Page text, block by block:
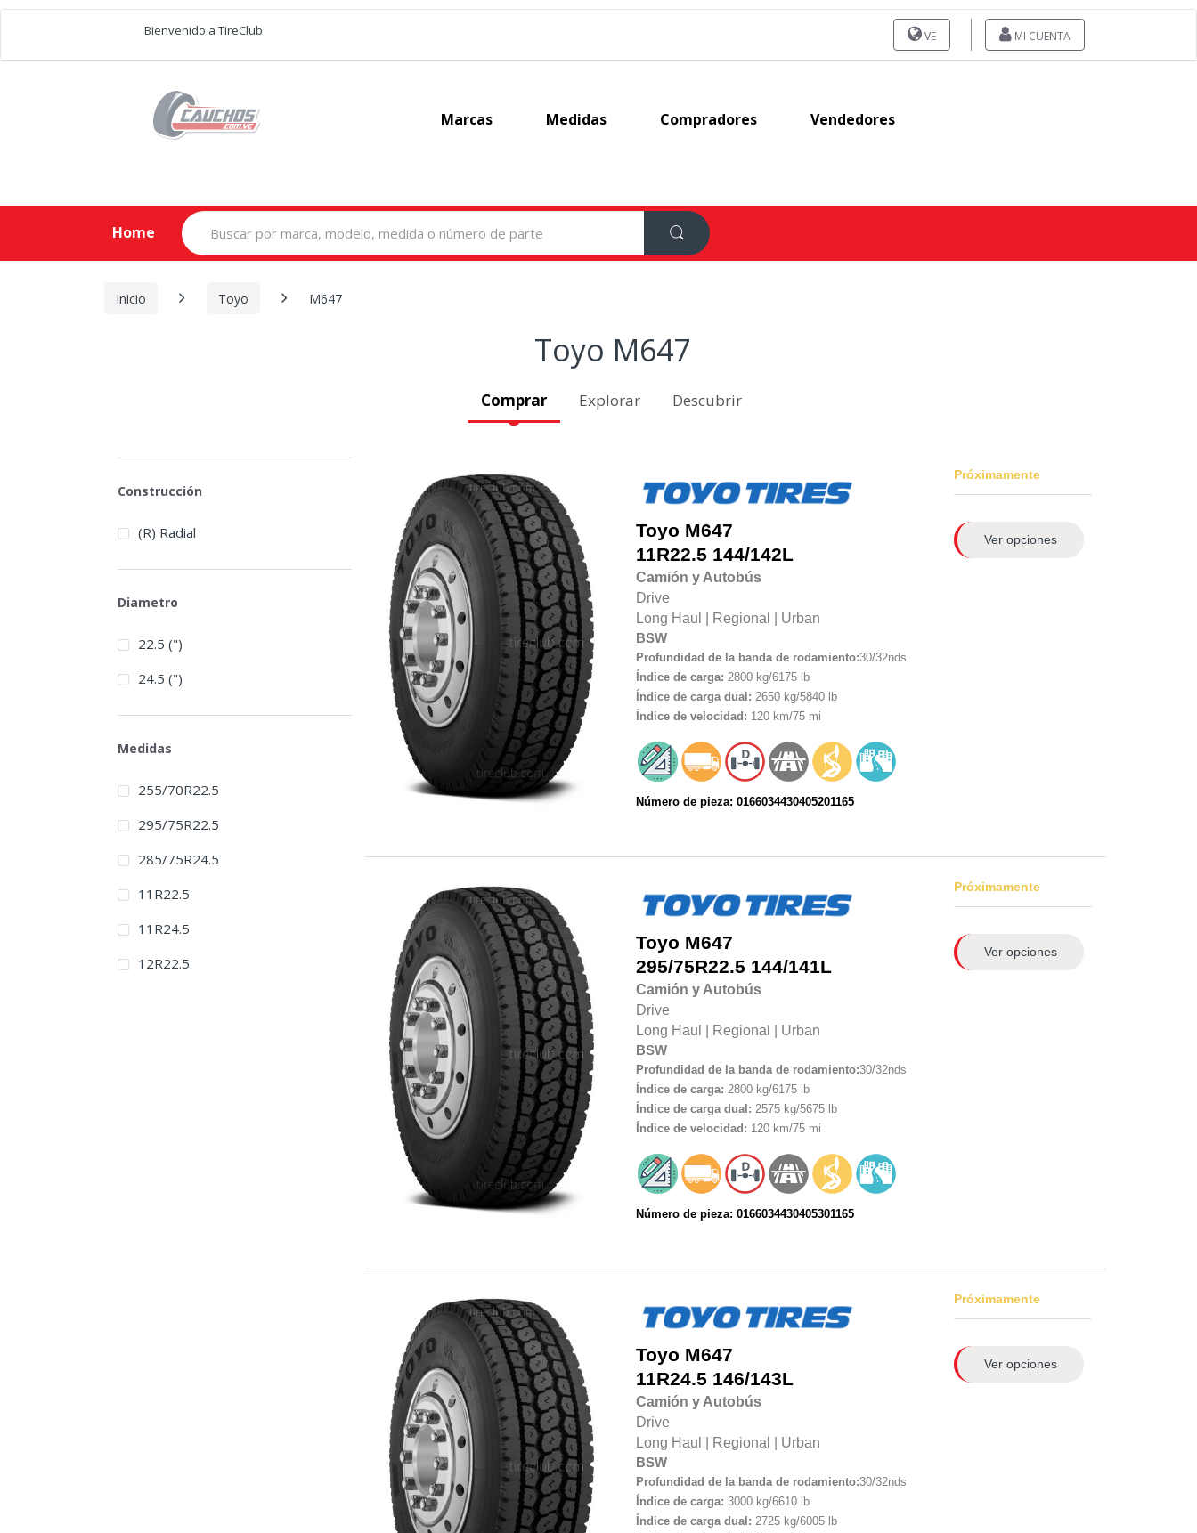
Bienvenido a TireClub VE MI CUENTA
Marcas Medidas Compradores Vendedores
Home
Search
for:
Inicio Toyo M647
Toyo M647
Comprar Explorar Descubrir
Toyo M647
11R22.5 144/142L
Camión y Autobús
Drive
Long Haul
Regional
Urban
BSW
Profundidad de la banda de rodamiento:30/32nds
Índice de carga: 2800 kg/6175 lb
Índice de carga dual: 2650 kg/5840 lb
Índice de velocidad: 120 km/75 mi
Número de pieza: 0166034430405201165
Próximamente
Ver opciones
Toyo M647
295/75R22.5 144/141L
Camión y Autobús
Drive
Long Haul
Regional
Urban
BSW
Profundidad de la banda de rodamiento:30/32nds
Índice de carga: 2800 kg/6175 lb
Índice de carga dual: 2575 kg/5675 lb
Índice de velocidad: 120 km/75 mi
Número de pieza: 0166034430405301165
Próximamente
Ver opciones
Toyo M647
11R24.5 146/143L
Camión y Autobús
Drive
Long Haul
Regional
Urban
BSW
Profundidad de la banda de rodamiento:30/32nds
Índice de carga: 3000 kg/6610 lb
Índice de carga dual: 2725 kg/6005 lb
Próximamente
Ver opciones
Construcción
(R) Radial
Diametro
22.5 (")
24.5 (")
Medidas
255/70R22.5
295/75R22.5
285/75R24.5
11R22.5
11R24.5
12R22.5